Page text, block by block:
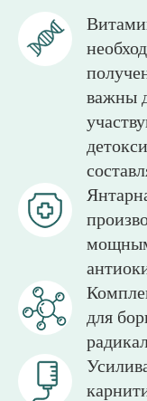
важны
для